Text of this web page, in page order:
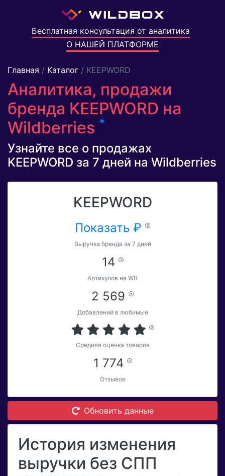
Бесплатная консультация от аналитика
О НАШЕЙ ПЛАТФОРМЕ
Главная / Каталог / KEEPWORD
Аналитика, продажи
бренда KEEPWORD на
Wildberries *
Узнайте все о продажах
KEEPWORD за 7 дней на Wildberries
KEEPWORD
Показать ₽
Выручка бренда за 7 дней
14
Артикулов на WB
2 569
Добавлений в любимые
Средняя оценка товаров
1 774
Отзывов
Обновить данные
История изменения
выручки без СПП